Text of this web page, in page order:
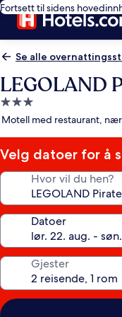
Fortsett til sidens
Se alle
LEGOLAND
Overnattingssted
med
stjerner
Motell med restaurant,
Velg datoer for å
Hvor vil du hen?
Datoer
Gjester